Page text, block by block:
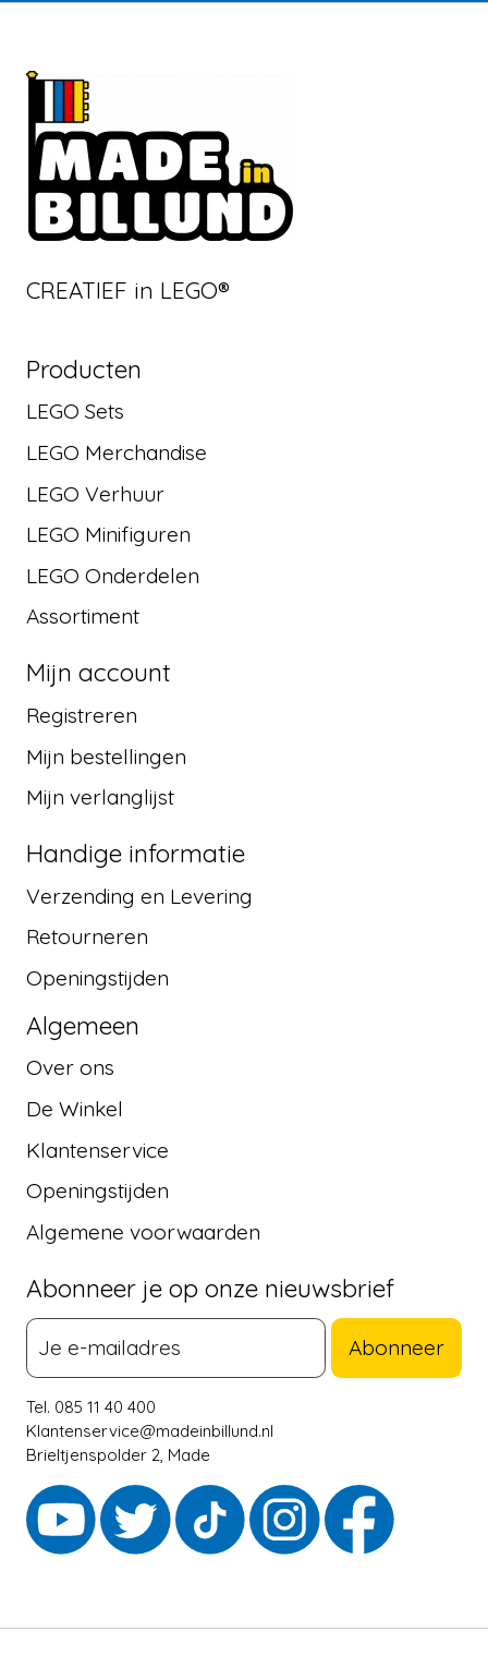
CREATIEF in LEGO®
Producten
LEGO Sets
LEGO Merchandise
LEGO Verhuur
LEGO Minifiguren
LEGO Onderdelen
Assortiment
Mijn account
Registreren
Mijn bestellingen
Mijn verlanglijst
Handige informatie
Verzending en Levering
Retourneren
Openingstijden
Algemeen
Over ons
De Winkel
Klantenservice
Openingstijden
Algemene voorwaarden
Abonneer je op onze nieuwsbrief
Abonneer
Tel. 085 11 40 400
Klantenservice@madeinbillund.nl
Brieltjenspolder 2, Made